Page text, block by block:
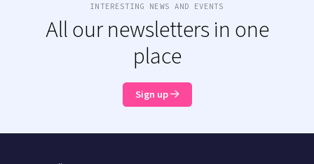
INTERESTING NEWS AND EVENTS
All our newsletters in one
place
Sign up